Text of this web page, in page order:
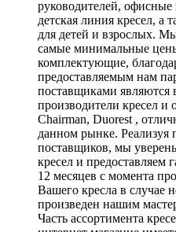
руководителей, офисные
детская линия кресел, а
для детей и взрослых.
самые минимальные
комплектующие,
предоставляемым нам
поставщиками являются
производители кресел
Chairman, Duorest ,
данном рынке.
поставщиков, мы
кресел и предоставляем
12 месяцев с момента
Вашего кресла в случае
произведен нашим
Часть ассортимента